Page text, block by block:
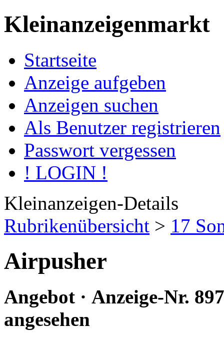
Kleinanzeigenmarkt
Startseite
Anzeige aufgeben
Anzeigen suchen
Als Benutzer registrieren
Passwort vergessen
! LOGIN !
Kleinanzeigen-Details
Rubrikenübersicht > 17
Airpusher
Angebot · Anzeige-Nr.
angesehen